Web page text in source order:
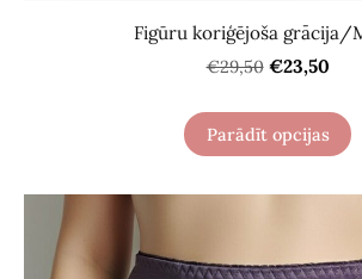
Figūru koriģējoša grācija/
€29,50 €23,50
Parādīt opcijas